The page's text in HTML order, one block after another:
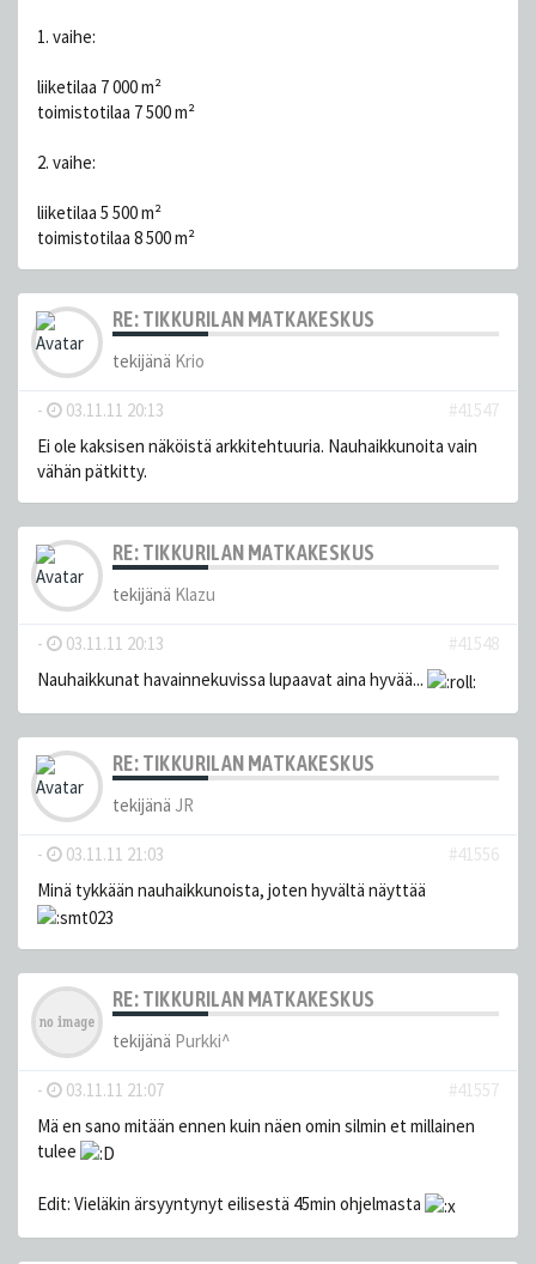
1. vaihe:
liiketilaa 7 000 m²
toimistotilaa 7 500 m²
2. vaihe:
liiketilaa 5 500 m²
toimistotilaa 8 500 m²
RE: TIKKURILAN MATKAKESKUS
tekijänä Krio
- 03.11.11 20:13
#41547
Ei ole kaksisen näköistä arkkitehtuuria. Nauhaikkunoita vain
vähän pätkitty.
RE: TIKKURILAN MATKAKESKUS
tekijänä Klazu
- 03.11.11 20:13
#41548
Nauhaikkunat havainnekuvissa lupaavat aina hyvää...
RE: TIKKURILAN MATKAKESKUS
tekijänä JR
- 03.11.11 21:03
#41556
Minä tykkään nauhaikkunoista, joten hyvältä näyttää
RE: TIKKURILAN MATKAKESKUS
tekijänä Purkki^
- 03.11.11 21:07
#41557
Mä en sano mitään ennen kuin näen omin silmin et millainen
tulee
Edit: Vieläkin ärsyyntynyt eilisestä 45min ohjelmasta